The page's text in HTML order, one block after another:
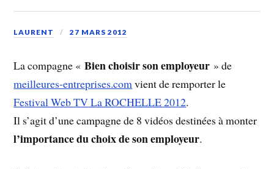
LAURENT 27 MARS 2012
La compagne «Bien choisir son employeur » de
meilleures-entreprises.comvient de remporter le
Festival Web TV La ROCHELLE 2012.
Il s’agit d’une campagne de 8 vidéos destinées à monter
l’importance du choix de son employeur.